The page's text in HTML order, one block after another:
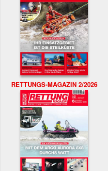
RETTUNGS-MAGAZIN 2/2026